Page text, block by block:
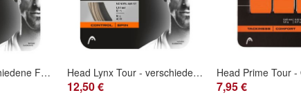
Head Lynx - verschiedene Farben - verschiedene Durchmesser Head Lynx Tour - verschiedene Farben - verschiedene Durchmesser
12,50 € 7,95 €